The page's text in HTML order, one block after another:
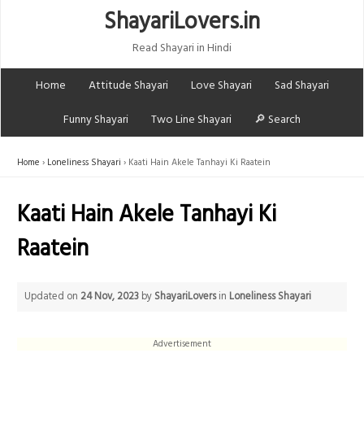
ShayariLovers.in
Read Shayari in Hindi
Home
Attitude Shayari Love Shayari
Sad Shayari
Funny Shayari
Two Line Shayari 🔎 Search
Home Loneliness Shayari Kaati Hain Akele Tanhayi Ki Raatein
Kaati Hain Akele Tanhayi Ki
Raatein
Updated on 24 Nov, 2023 by ShayariLoversin Loneliness Shayari
Advertisement